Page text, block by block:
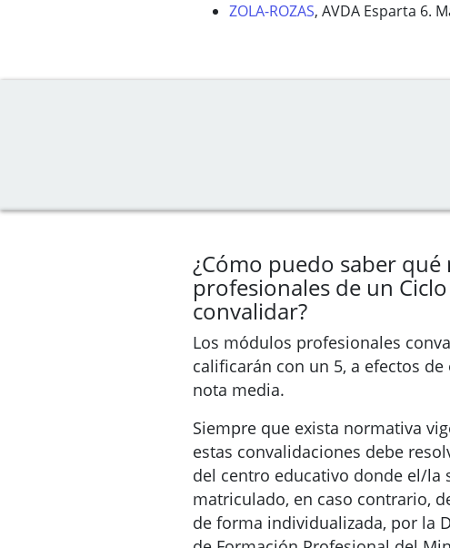
ZOLA-ROZAS, AVDA Esparta 6.
¿Cómo puedo saber
profesionales de un
convalidar?
Los módulos profesionales
calificarán con un 5, a efectos
nota media.
Siempre que exista normativa
estas convalidaciones debe
del centro educativo donde el/la
matriculado, en caso contrario,
de forma individualizada, por la